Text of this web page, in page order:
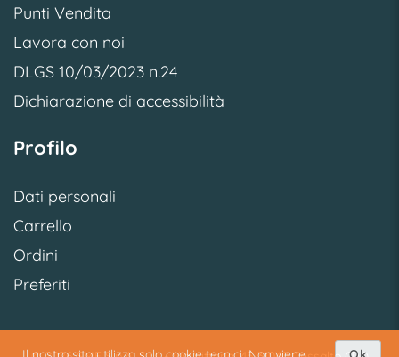
Punti Vendita
Lavora con noi
DLGS 10/03/2023 n.24
Dichiarazione di accessibilità
Profilo
Dati personali
Carrello
Ordini
Preferiti